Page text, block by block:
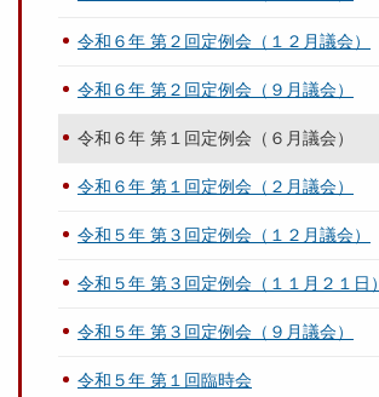
令和６年 第２回定例会（１２月議会）
令和６年 第２回定例会（９月議会）
令和６年 第１回定例会（６月議会）
令和６年 第１回定例会（２月議会）
令和５年 第３回定例会（１２月議会）
令和５年 第３回定例会（１１月２１日）
令和５年 第３回定例会（９月議会）
令和５年 第１回臨時会